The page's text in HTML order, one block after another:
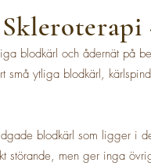
blodkärl och ådernät på
små ytliga blodkärl,
blodkärl som ligger i
störande, men ger inga